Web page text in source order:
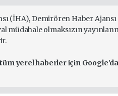
(İHA), Demirören Haber
müdahale olmaksızın
yerel haberler için